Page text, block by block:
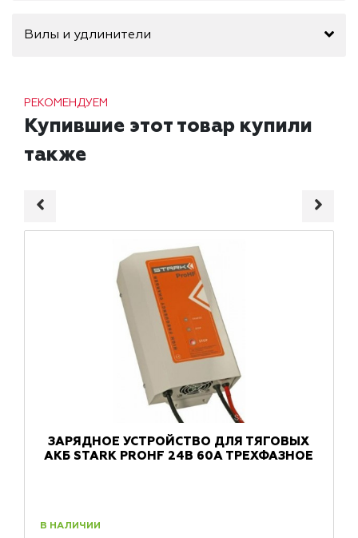
Вилы и удлинители
РЕКОМЕНДУЕМ
Купившие этот товар купили
также
ЗАРЯДНОЕ УСТРОЙСТВО ДЛЯ ТЯГОВЫХ
АКБ STARK PROHF 24В 60А ТРЕХФАЗНОЕ
В НАЛИЧИИ